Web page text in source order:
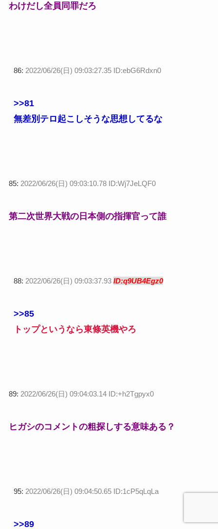
わけだし全員同罪だろ
86: 2022/06/26(日) 09:03:27.35 ID:ebG6Rdxn0
>>81
無差別テロ起こしそうな思想してるな
85: 2022/06/26(日) 09:03:10.78 ID:Wj7JeLQF0
第二次世界大戦の日本側の指揮官って誰
88: 2022/06/26(日) 09:03:37.93 ID:q9UB4Egz0
>>85
トップというなら東條英機やろ
89: 2022/06/26(日) 09:04:03.14 ID:+h2Tgpyx0
ヒガシのコメントの粗探しする意味ある？
95: 2022/06/26(日) 09:04:50.65 ID:1cP5qLqLa
>>89